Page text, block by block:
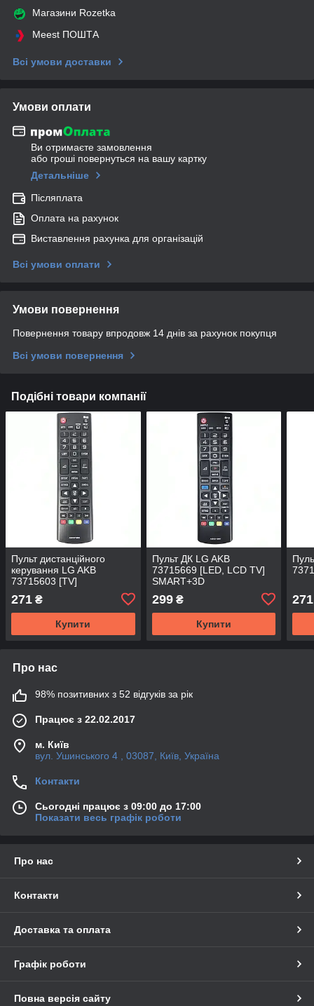
Магазини Rozetka
Meest ПОШТА
Всі умови доставки
Умови оплати
Ви отримаєте замовлення
або гроші повернуться на вашу картку
Детальніше
Післяплата
Оплата на рахунок
Виставлення рахунка для організацій
Всі умови оплати
Умови повернення
Повернення товару впродовж 14 днів за рахунок покупця
Всі умови повернення
Подібні товари компанії
Пульт дистанційного
керування LG AKB
73715603 [TV]
271 ₴
Купити
Пульт ДК LG AKB
73715669 [LED, LCD TV]
SMART+3D
299₴
Купити
271
Про нас
98% позитивних з 52 відгуків за рік
Працює з 22.02.2017
м. Київ
вул. Ушинського 4 , 03087, Київ, Україна
Контакти
Сьогодні працює з 09:00 до 17:00
Показати весь графік роботи
Про нас
Контакти
Доставка та оплата
Графік роботи
Повна версія сайту